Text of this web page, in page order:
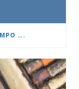
….